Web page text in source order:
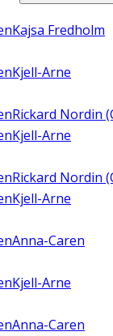
Kajsa Fredholm
Kjell-Arne
Rickard Nordin
Kjell-Arne
Rickard Nordin
Kjell-Arne
Anna-Caren
Kjell-Arne
Anna-Caren